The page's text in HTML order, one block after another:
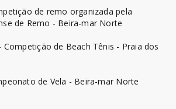
de remo organizada pela
de Remo - Beira-mar Norte
de Beach Tênis - Praia dos
de Vela - Beira-mar Norte